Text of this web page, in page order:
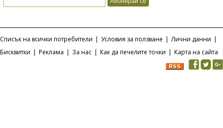
Списък на всички потребители | Условия за ползване | Лични данни |
Бисквитки | Реклама | За нас | Как да печелите точки | Карта на сайта